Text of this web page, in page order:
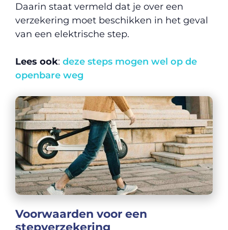
Daarin staat vermeld dat je over een
verzekering moet beschikken in het geval
van een elektrische step.
Lees ook: deze steps mogen wel op de
openbare weg
Voorwaarden voor een
stepverzekering